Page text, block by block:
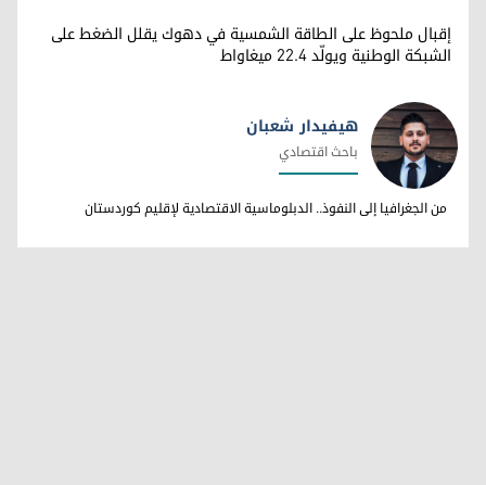
إقبال ملحوظ على الطاقة الشمسية في دهوك يقلل الضغط على
الشبكة الوطنية ويولّد 22.4 ميغاواط
هيفيدار شعبان
هيفيدار شعبان
باحث اقتصادي
من الجغرافيا إلى النفوذ.. الدبلوماسية الاقتصادية لإقليم كوردستان